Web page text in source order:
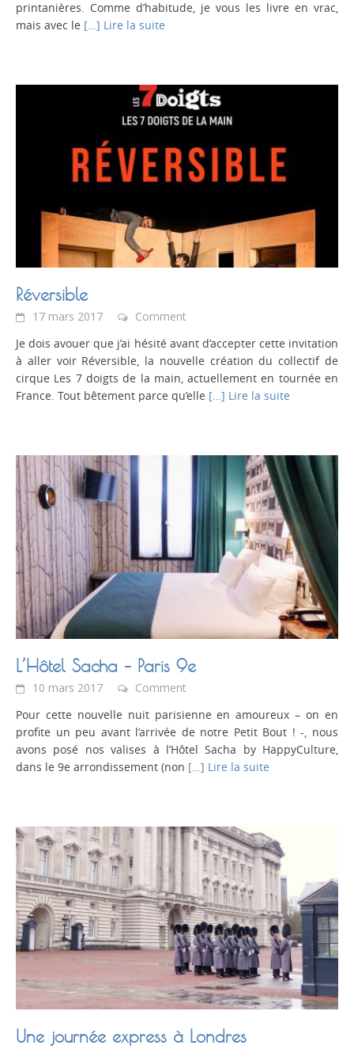
printanières. Comme d’habitude, je vous les livre en vrac,
mais avec le […] Lire la suite
Réversible
17 mars 2017
Comment
Je dois avouer que j’ai hésité avant d’accepter cette invitation
à aller voir Réversible, la nouvelle création du collectif de
cirque Les 7 doigts de la main, actuellement en tournée en
France. Tout bêtement parce qu’elle […] Lire la suite
L’Hôtel Sacha – Paris 9e
10 mars 2017
Comment
Pour cette nouvelle nuit parisienne en amoureux – on en
profite un peu avant l’arrivée de notre Petit Bout ! -, nous
avons posé nos valises à l’Hôtel Sacha by HappyCulture,
dans le 9e arrondissement (non […] Lire la suite
Une journée express à Londres